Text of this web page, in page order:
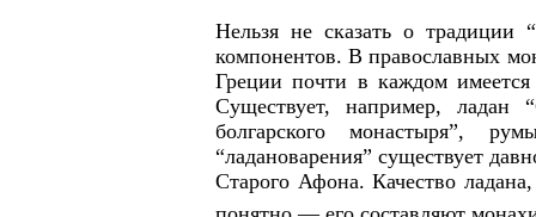
Нельзя не сказать о традиции
компонентов. В православных
Греции почти в каждом имеется
Существует, например, ладан
болгарского монастыря”,
“ладановарения” существует
Старого Афона. Качество